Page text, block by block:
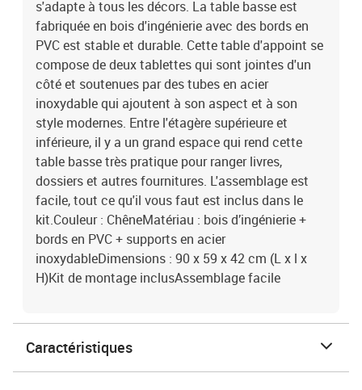
s'adapte à tous les décors. La table basse est
fabriquée en bois d'ingénierie avec des bords en
PVC est stable et durable. Cette table d'appoint se
compose de deux tablettes qui sont jointes d'un
côté et soutenues par des tubes en acier
inoxydable qui ajoutent à son aspect et à son
style modernes. Entre l'étagère supérieure et
inférieure, il y a un grand espace qui rend cette
table basse très pratique pour ranger livres,
dossiers et autres fournitures. L'assemblage est
facile, tout ce qu'il vous faut est inclus dans le
kit.Couleur : ChêneMatériau : bois d’ingénierie +
bords en PVC + supports en acier
inoxydableDimensions : 90 x 59 x 42 cm (L x l x
H)Kit de montage inclusAssemblage facile
Caractéristiques